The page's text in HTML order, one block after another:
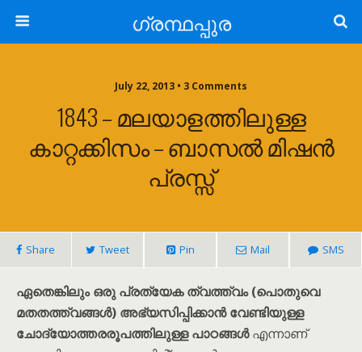
ഗ്രന്ഥപ്പുര
July 22, 2013 • 3 Comments
1843 – മലയാളത്തിലുള്ള
കാറ്റക്കിസം – ബാസൽ മിഷൻ
പ്രസ്സ്
Share Tweet Pin Mail SMS
ഏതെങ്കിലും ഒരു പ്രത്യേക ത്വത്ത്വം (പൊതുവെ
മതതത്ത്വങ്ങൾ) അഭ്യസിപ്പിക്കാൻ വേണ്ടിയുള്ള
ചോദ്യോത്തരരൂപത്തിലുള്ള പാഠങ്ങൾഎന്നാണ്